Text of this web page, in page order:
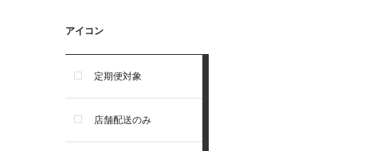
ウェルネス
アーテミス
セレクトバランス
アイコン
定期便対象
店舗配送のみ